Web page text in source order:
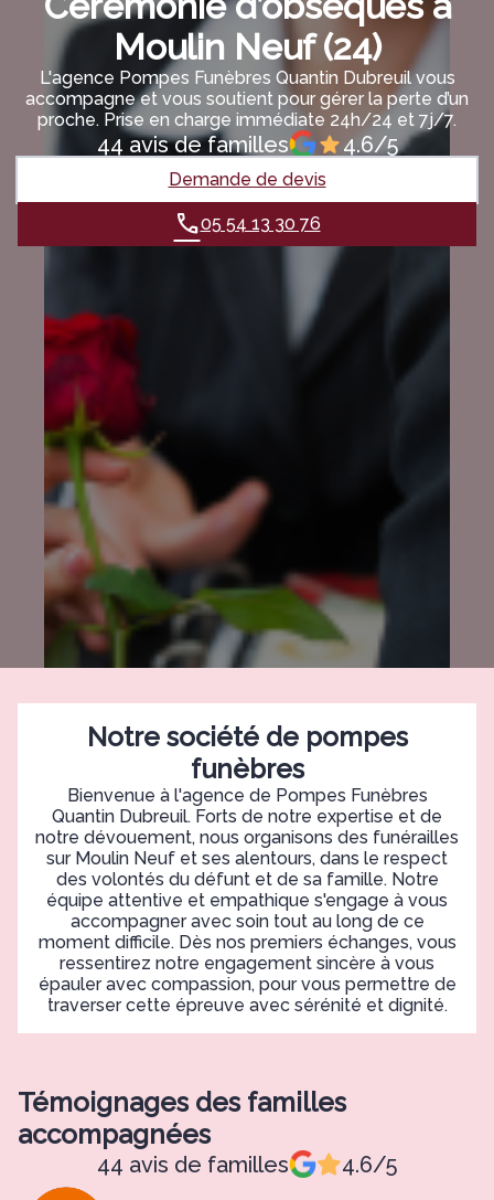
Moulin Neuf (24)
L'agence Pompes Funèbres Quantin Dubreuil vous
accompagne et vous soutient pour gérer la perte d’un
proche. Prise en charge immédiate 24h/24 et 7j/7.
44 avis de familles 4.6/5
Demande de devis
05 54 13 30 76
Notre société de pompes
funèbres
Bienvenue à l'agence de Pompes Funèbres
Quantin Dubreuil. Forts de notre expertise et de
notre dévouement, nous organisons des funérailles
sur Moulin Neuf et ses alentours, dans le respect
des volontés du défunt et de sa famille. Notre
équipe attentive et empathique s'engage à vous
accompagner avec soin tout au long de ce
moment difficile. Dès nos premiers échanges, vous
ressentirez notre engagement sincère à vous
épauler avec compassion, pour vous permettre de
traverser cette épreuve avec sérénité et dignité.
Témoignages des familles
accompagnées
44 avis de familles 4.6/5